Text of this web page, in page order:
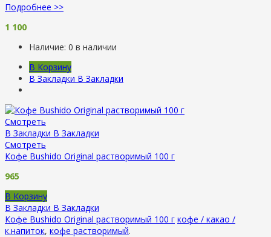
Подробнее >>
1 100
Наличие: 0 в наличии
В Корзину
В Закладки В Закладки
Смотреть
В Закладки В Закладки
Смотреть
Кофе Bushido Original растворимый 100 г
965
В Корзину
В Закладки В Закладки
Кофе Bushido Original растворимый 100 г кофе / какао /
к.напиток, кофе растворимый.